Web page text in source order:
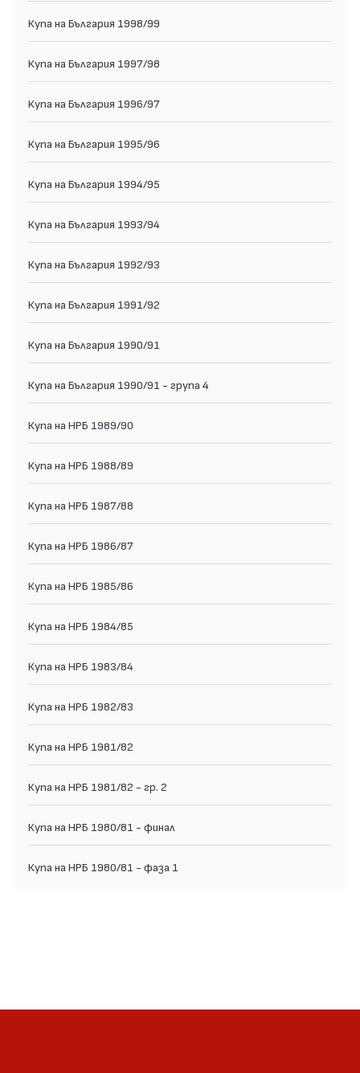
Купа на България 1998/99
Купа на България 1997/98
Купа на България 1996/97
Купа на България 1995/96
Купа на България 1994/95
Купа на България 1993/94
Купа на България 1992/93
Купа на България 1991/92
Купа на България 1990/91
Купа на България 1990/91 - група 4
Купа на НРБ 1989/90
Купа на НРБ 1988/89
Купа на НРБ 1987/88
Купа на НРБ 1986/87
Купа на НРБ 1985/86
Купа на НРБ 1984/85
Купа на НРБ 1983/84
Купа на НРБ 1982/83
Купа на НРБ 1981/82
Купа на НРБ 1981/82 - гр. 2
Купа на НРБ 1980/81 - финал
Купа на НРБ 1980/81 - фаза 1